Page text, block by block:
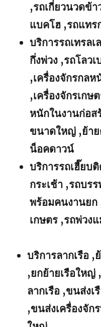
,รถเกี่ยวนวดข้
แบคโฮ ,รถแทร
บริการรถเทรล
กึ่งพ่วง ,รถโลว
,เครื่องจักรกล
,เครื่องจักรเกษ
หนักในงานก่อส
ขนาดใหญ่ ,ย้า
น็อคดาวน์
บริการรถเฮี๊ยบ
กระเช้า ,รถบร
พร้อมคนงานยก
เกษตร ,รถพ่วง
บริการลากเรือ ,
,ยกย้ายเรือใหญ่
ลากเรือ ,ขนส่ง
,ขนส่งเครื่องจัก